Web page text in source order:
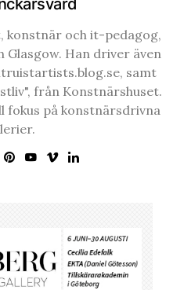
konstnär och it-pedagog,
Glasgow. Han driver även
samt
från Konstnärshuset.
fokus på konstnärsdrivna